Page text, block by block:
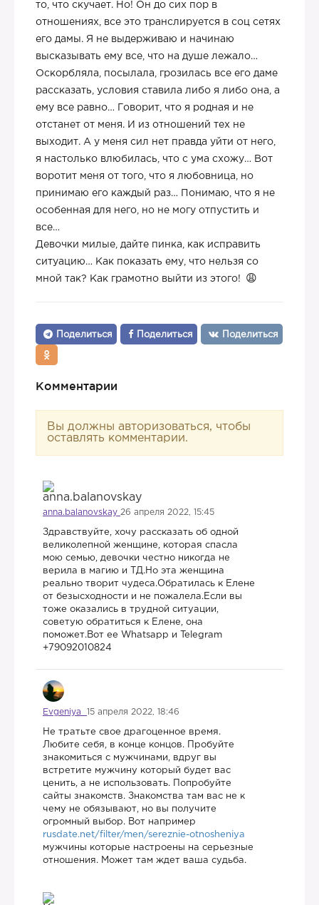
то, что скучает. Но! Он до сих пор в
отношениях, все это транслируется в соц сетях
его дамы. Я не выдерживаю и начинаю
высказывать ему все, что на душе лежало…
Оскорбляла, посылала, грозилась все его даме
рассказать, условия ставила либо я либо она, а
ему все равно… Говорит, что я родная и не
отстанет от меня. И из отношений тех не
выходит. А у меня сил нет правда уйти от него,
я настолько влюбилась, что с ума схожу… Вот
воротит меня от того, что я любовница, но
принимаю его каждый раз… Понимаю, что я не
особенная для него, но не могу отпустить и
все…
Девочки милые, дайте пинка, как исправить
ситуацию… Как показать ему, что нельзя со
мной так? Как грамотно выйти из этого!
Поделиться Поделиться Поделиться
Комментарии
Вы должны авторизоваться, чтобы
оставлять комментарии.
anna.balanovskay 26 апреля 2022, 15:45
Здравствуйте, хочу рассказать об одной
великолепной женщине, которая спасла
мою семью, девочки честно никогда не
верила в магию и ТД.Но эта женщина
реально творит чудеса.Обратилась к Елене
от безысходности и не пожалела.Если вы
тоже оказались в трудной ситуации,
советую обратиться к Елене, она
поможет.Вот ее Whatsapp и Telegram
+79092010824
Evgeniya 15 апреля 2022, 18:46
Не тратьте свое драгоценное время.
Любите себя, в конце концов. Пробуйте
знакомиться с мужчинами, вдруг вы
встретите мужчину который будет вас
ценить, а не использовать. Попробуйте
сайты знакомств. Знакомства там вас не к
чему не обязывают, но вы получите
огромный выбор. Вот например
rusdate.net/filter/men/sereznie-otnosheniya
мужчины которые настроены на серьезные
отношения. Может там ждет ваша судьба.